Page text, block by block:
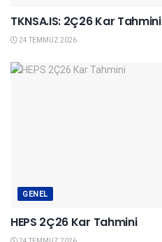
TKNSA.IS: 2Ç26 Kar Tahmini
24 TEMMUZ 2026
GENEL
HEPS 2Ç26 Kar Tahmini